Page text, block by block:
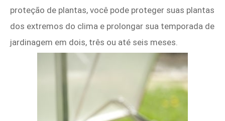
proteção de plantas, você pode proteger suas plantas
dos extremos do clima e prolongar sua temporada de
jardinagem em dois, três ou até seis meses.